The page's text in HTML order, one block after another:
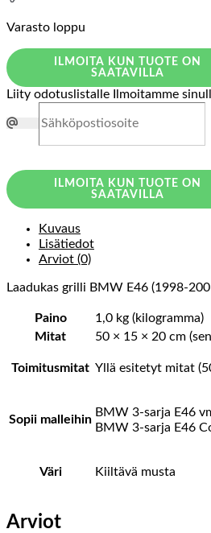
Varasto loppu
ILMOITA KUN TUOTE ON
SAATAVILLA
Liity odotuslistalle Ilmoitamme
ILMOITA KUN TUOTE ON
SAATAVILLA
Kuvaus
Lisätiedot
Arviot (0)
Laadukas grilli BMW E46 (1998-
Paino
1,0 kg (kilogramma)
Mitat
50 × 15 × 20 cm
Toimitusmitat Yllä esitetyt mitat
Sopii malleihin
BMW 3-sarja E46
BMW 3-sarja E46
Väri Kiiltävä musta
Arviot